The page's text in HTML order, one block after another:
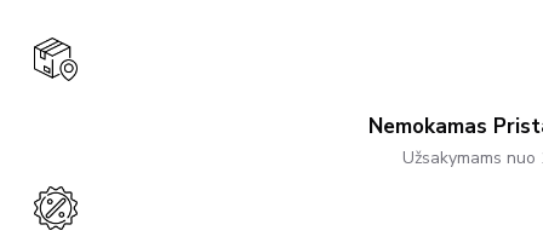
Be
Chosen
On
Nemokamas
Užsakymams nuo